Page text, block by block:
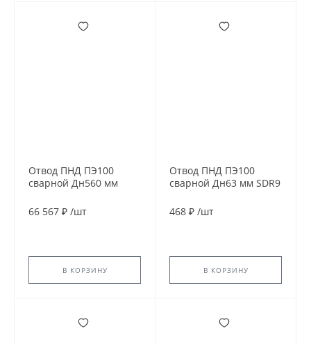
Отвод ПНД ПЭ100
сварной Дн560 мм
66 567 ₽ /шт
В КОРЗИНУ
Отвод ПНД ПЭ100
сварной Дн63 мм SDR9
468 ₽ /шт
В КОРЗИНУ